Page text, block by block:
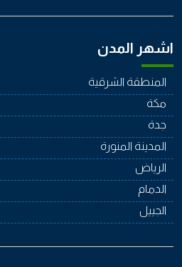
اشهر المدن
المنطقة الشرقية
مكة
جدة
المدينة المنورة
الرياض
الدمام
الجييل